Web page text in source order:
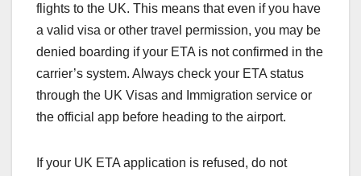
flights to the UK. This means that even if you have
a valid visa or other travel permission, you may be
denied boarding if your ETA is not confirmed in the
carrier’s system. Always check your ETA status
through the UK Visas and Immigration service or
the official app before heading to the airport.
If your UK ETA application is refused, do not